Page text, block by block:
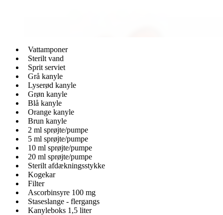
Vattamponer
Sterilt vand
Sprit serviet
Grå kanyle
Lyserød kanyle
Grøn kanyle
Blå kanyle
Orange kanyle
Brun kanyle
2 ml sprøjte/pumpe
5 ml sprøjte/pumpe
10 ml sprøjte/pumpe
20 ml sprøjte/pumpe
Sterilt afdækningsstykke
Kogekar
Filter
Ascorbinsyre 100 mg
Staseslange - flergangs
Kanyleboks 1,5 liter